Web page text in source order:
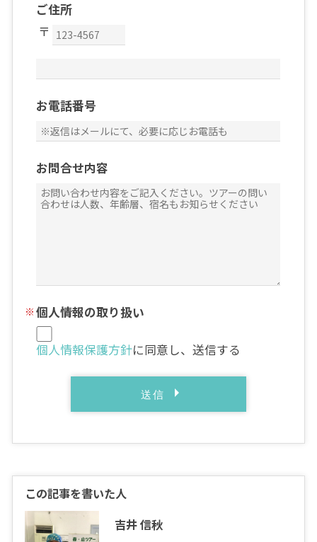
ご住所
お電話番号
お問合せ内容
個人情報の取り扱い
個人情報保護方針に同意し、送信する
この記事を書いた人
吉井 信秋